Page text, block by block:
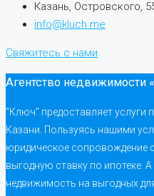
Казань, Островского,
info@kluch.me
Свяжитесь с нами
Агентство недвижимости
"Ключ" предоставляет услуги
Казани. Пользуясь нашими
юридическое сопровождение
выгодную ставку по ипотеке.
недвижимость на выгодных